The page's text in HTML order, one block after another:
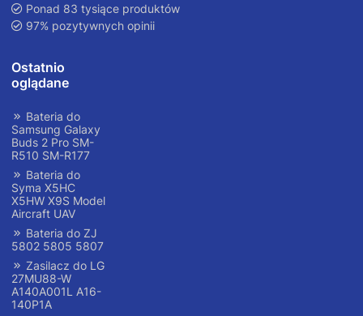
Ponad 83 tysiące produktów
97% pozytywnych opinii
Ostatnio
oglądane
Bateria do
Samsung Galaxy
Buds 2 Pro SM-
R510 SM-R177
Bateria do
Syma X5HC
X5HW X9S Model
Aircraft UAV
Bateria do ZJ
5802 5805 5807
Zasilacz do LG
27MU88-W
A140A001L A16-
140P1A